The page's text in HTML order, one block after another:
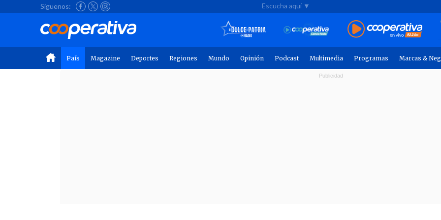
Síguenos: Escucha aquí ▼
País Magazine Deportes Regiones Mundo Opinión Podcast Multimedia Programas Marcas &